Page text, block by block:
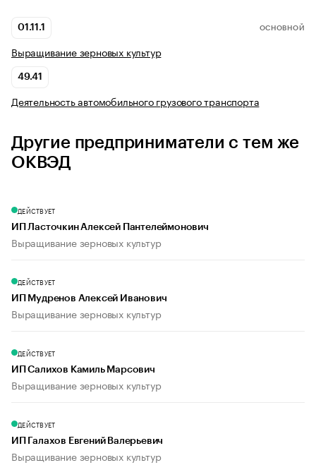
01.11.1 ОСНОВНОЙ
Выращивание зерновых культур
49.41
Деятельность автомобильного грузового транспорта
Другие предприниматели с тем же
ОКВЭД
ДЕЙСТВУЕТ
ИП Ласточкин Алексей Пантелеймонович
Выращивание зерновых культур
ДЕЙСТВУЕТ
ИП Мудренов Алексей Иванович
Выращивание зерновых культур
ДЕЙСТВУЕТ
ИП Салихов Камиль Марсович
Выращивание зерновых культур
ДЕЙСТВУЕТ
ИП Галахов Евгений Валерьевич
Выращивание зерновых культур